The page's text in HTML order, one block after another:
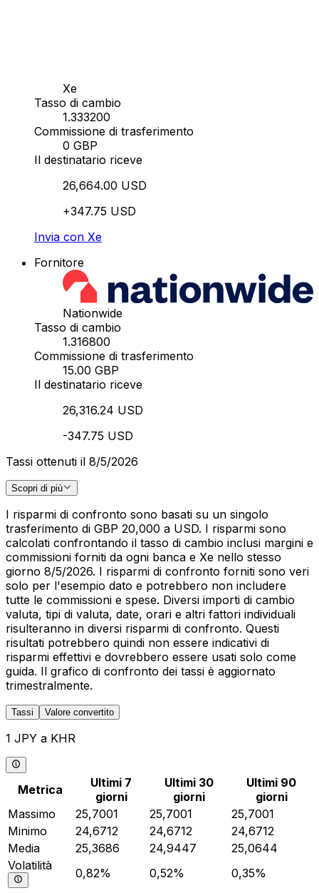
Xe
Tasso di cambio
1.333200
Commissione di trasferimento
0 GBP
Il destinatario riceve
26,664.00 USD
+347.75 USD
Invia con Xe
Fornitore
Nationwide
Tasso di cambio
1.316800
Commissione di trasferimento
15.00 GBP
Il destinatario riceve
26,316.24 USD
-347.75 USD
Tassi ottenuti il 8/5/2026
Scopri di più
I risparmi di confronto sono basati su un singolo
trasferimento di GBP 20,000 a USD. I risparmi sono
calcolati confrontando il tasso di cambio inclusi margini e
commissioni forniti da ogni banca e Xe nello stesso
giorno 8/5/2026. I risparmi di confronto forniti sono veri
solo per l'esempio dato e potrebbero non includere
tutte le commissioni e spese. Diversi importi di cambio
valuta, tipi di valuta, date, orari e altri fattori individuali
risulteranno in diversi risparmi di confronto. Questi
risultati potrebbero quindi non essere indicativi di
risparmi effettivi e dovrebbero essere usati solo come
guida. Il grafico di confronto dei tassi è aggiornato
trimestralmente.
Tassi Valore convertito
1 JPY a KHR
Metrica
Ultimi 7
giorni
Ultimi 30
giorni
Ultimi 90
giorni
Massimo
25,7001 25,7001
25,7001
Minimo
24,6712 24,6712
24,6712
Media
25,3686 24,9447
25,0644
Volatilità
0,82% 0,52% 0,35%